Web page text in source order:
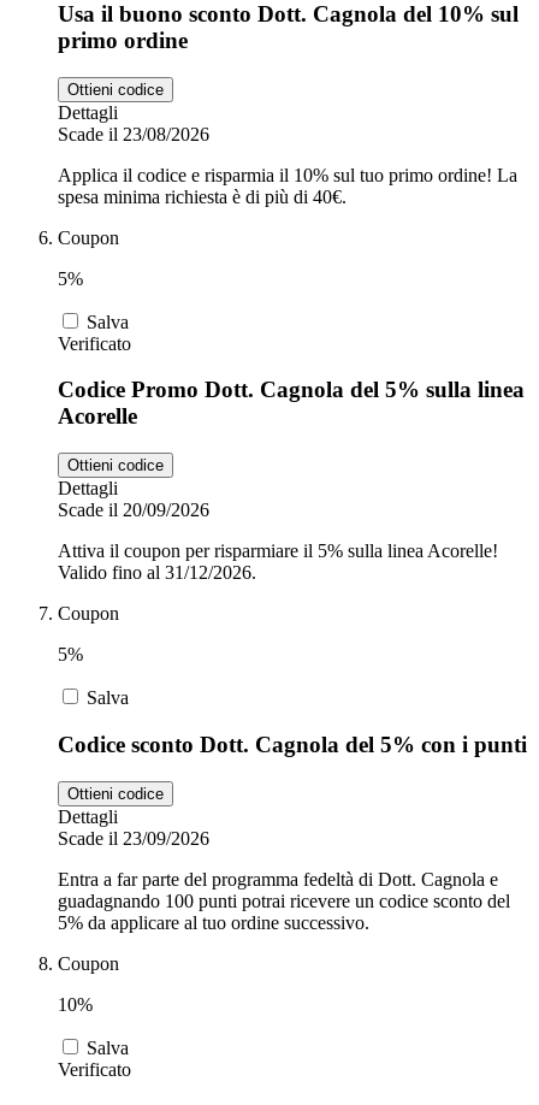
Usa il buono sconto Dott. Cagnola del 10% sul
primo ordine
Ottieni codice
Dettagli
Scade il 23/08/2026
Applica il codice e risparmia il 10% sul tuo primo ordine! La
spesa minima richiesta è di più di 40€.
Coupon
5%
Salva
Verificato
Codice Promo Dott. Cagnola del 5% sulla linea
Acorelle
Ottieni codice
Dettagli
Scade il 20/09/2026
Attiva il coupon per risparmiare il 5% sulla linea Acorelle!
Valido fino al 31/12/2026.
Coupon
5%
Salva
Codice sconto Dott. Cagnola del 5% con i punti
Ottieni codice
Dettagli
Scade il 23/09/2026
Entra a far parte del programma fedeltà di Dott. Cagnola e
guadagnando 100 punti potrai ricevere un codice sconto del
5% da applicare al tuo ordine successivo.
Coupon
10%
Salva
Verificato